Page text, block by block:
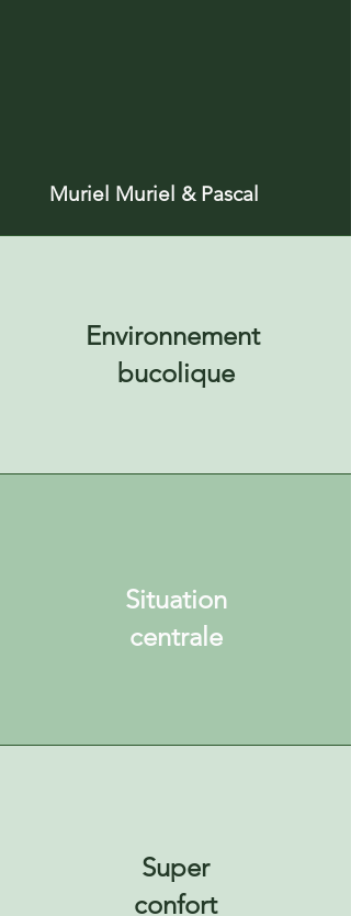
Muriel Muriel & Pascal
Environnement
bucolique
Situation
centrale
Super
confort